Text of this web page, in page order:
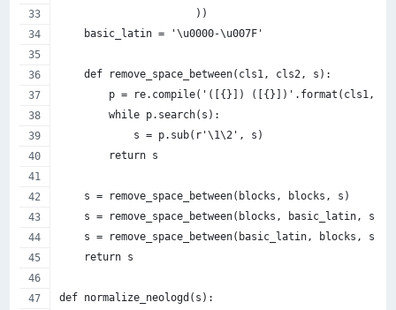
                      ))
    basic_latin = '\u0000-\u007F'
    def remove_space_between(cls1, cls2, s):
p = re.compile('([{}]) ([{}])'.format(cls1,
        while p.search(s):
            s = p.sub(r'\1\2', s)
        return s
    s = remove_space_between(blocks, blocks, s)
    s = remove_space_between(blocks, basic_latin, s)
    s = remove_space_between(basic_latin, blocks, s)
    return s
def normalize_neologd(s):